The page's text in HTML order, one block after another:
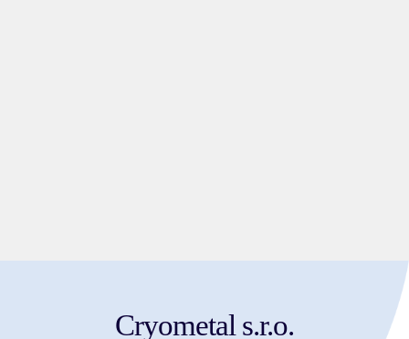
Cryometal s.r.o.